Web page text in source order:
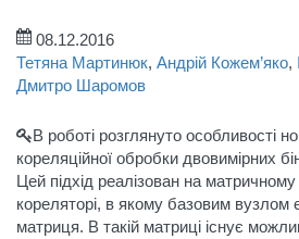
08.12.2016
Тетяна Мартинюк, Андрій Кожем’яко,
Дмитро Шаромов
В роботі розглянуто особливості
кореляційної обробки двовимірних
Цей підхід реалізован на
кореляторі, в якому базовим вузлом
матриця. В такій матриці існує